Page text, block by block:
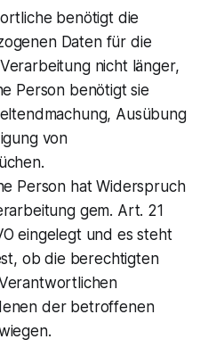
benötigt die
Daten für die
nicht länger,
Person benötigt sie
Ausübung
von
Person hat Widerspruch
gem. Art. 21
eingelegt und es steht
ob die berechtigten
der betroffenen